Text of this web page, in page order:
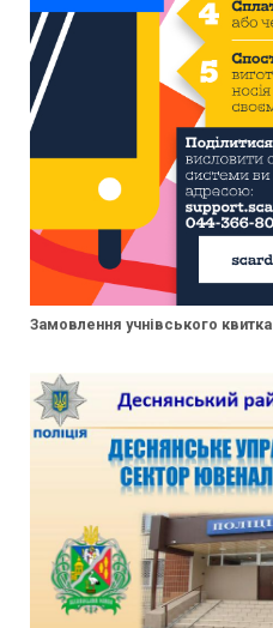
Замовлення учнівського квитка